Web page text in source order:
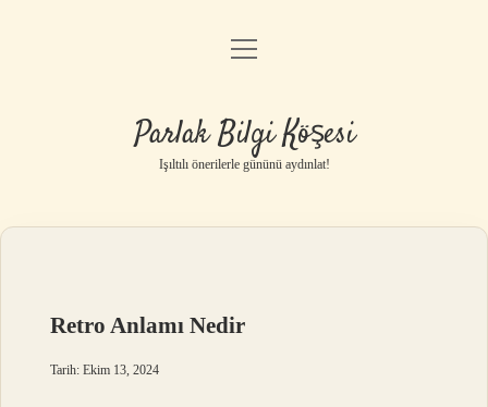
Anasayfa
Yasal Uyarı
menüyü
Parlak Bilgi Köşesi
Işıltılı önerilerle gününü aydınlat!
Retro Anlamı Nedir
Tarih: Ekim 13, 2024